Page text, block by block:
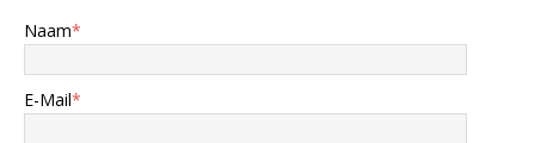
Naam*
E-Mail*